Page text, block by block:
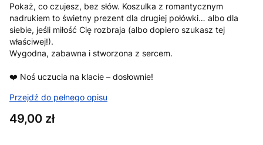
Pokaż, co czujesz, bez słów. Koszulka z romantycznym
nadrukiem to świetny prezent dla drugiej połówki… albo dla
siebie, jeśli miłość Cię rozbraja (albo dopiero szukasz tej
właściwej!).
Wygodna, zabawna i stworzona z sercem.
❤️ Noś uczucia na klacie – dosłownie!
Przejdź do pełnego opisu
Cena
49,00 zł